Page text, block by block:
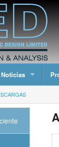
Noticias